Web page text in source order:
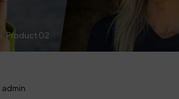
Product 02
admin